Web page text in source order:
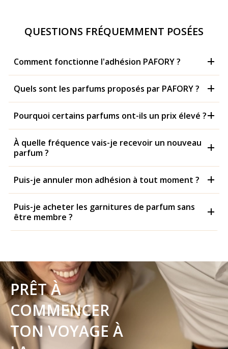
QUESTIONS FRÉQUEMMENT POSÉES
Comment fonctionne l'adhésion PAFORY ?
Quels sont les parfums proposés par PAFORY ?
Pourquoi certains parfums ont-ils un prix élevé ?
À quelle fréquence vais-je recevoir un nouveau
parfum ?
Puis-je annuler mon adhésion à tout moment ?
Puis-je acheter les garnitures de parfum sans
être membre ?
PRÊT À
COMMENCER
TON VOYAGE À